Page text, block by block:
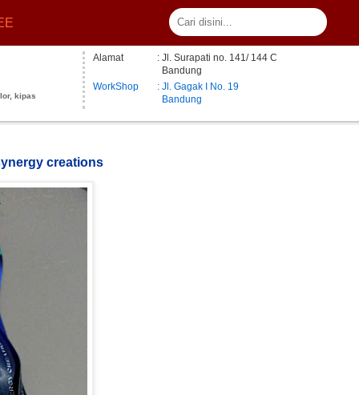
kipas
Alamat
: Jl. Surapati no. 141/ 144 C
Bandung
WorkShop
: Jl. Gagak I No. 19
Bandung
creations